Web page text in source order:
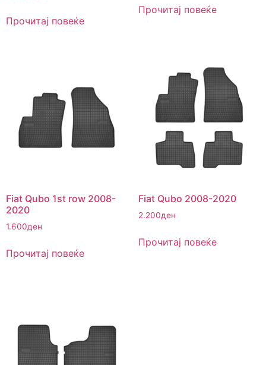
Прочитај повеќе
Прочитај повеќе
Fiat Qubo 1st row 2008-
2020
1.600ден
Прочитај повеќе
Fiat Qubo 2008-2020
2.200ден
Прочитај повеќе